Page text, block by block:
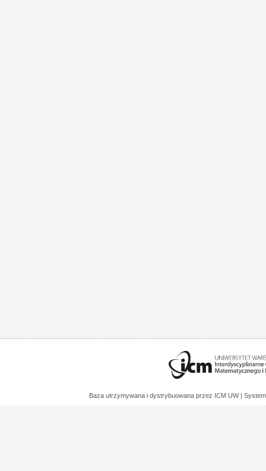
Baza utrzymywana i dystrybuowana przez ICM UW |